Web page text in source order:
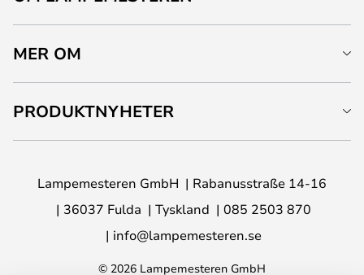
MER OM
PRODUKTNYHETER
Lampemesteren GmbH
Rabanusstraße 14-16
36037 Fulda
Tyskland
085 2503 870
info@lampemesteren.se
© 2026 Lampemesteren GmbH